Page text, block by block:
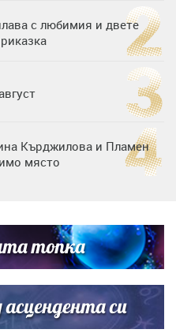
с любимия и двете
Кърджилова и Пламен
място
с песен
топка
асцендента си